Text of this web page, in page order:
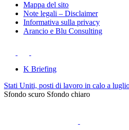
Mappa del sito
Note legali – Disclaimer
Informativa sulla privacy
Arancio e Blu Consulting
K Briefing
Stati Uniti, posti di lavoro in calo a
Sfondo scuro Sfondo chiaro